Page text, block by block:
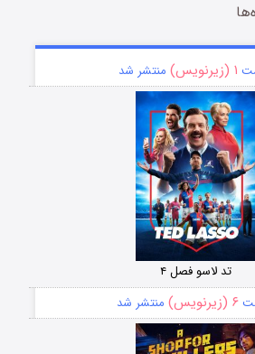
۱ (زیرنویس) منتشر شد
تد لاسو فصل ۴
۶ (زیرنویس) منتشر شد